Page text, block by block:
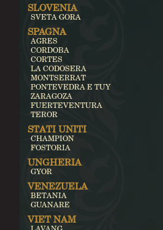
SLOVENIA
SVETA GORA
SPAGNA
AGRES
CORDOBA
CORTES
LA CODOSERA
MONTSERRAT
PONTEVEDRA E TUY
ZARAGOZA
FUERTEVENTURA
TEROR
STATI UNITI
CHAMPION
FOSTORIA
UNGHERIA
GYOR
VENEZUELA
BETANIA
GUANARE
VIET NAM